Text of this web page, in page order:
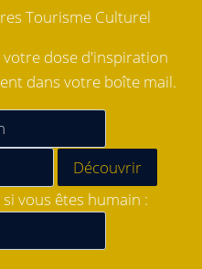
Tourisme Culturel
votre dose d'inspiration
dans votre boîte mail.
vous êtes humain :